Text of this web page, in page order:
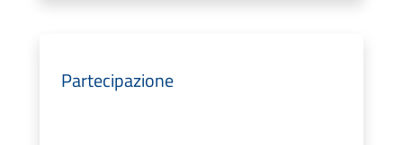
Partecipazione